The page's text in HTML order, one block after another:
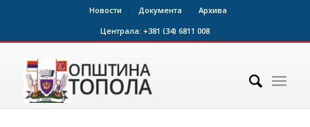
Новости Документа
Архива
Централа: +381 (34) 6811 008